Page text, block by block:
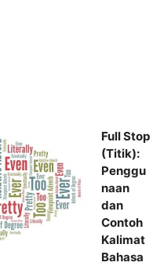
Full Stop
(Titik):
Penggu
naan
dan
Contoh
Kalimat
Bahasa